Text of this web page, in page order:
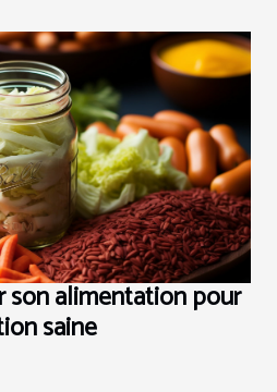
son alimentation pour
saine